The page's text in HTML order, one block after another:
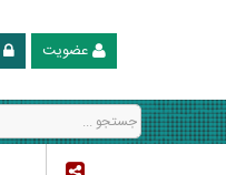
عضویت